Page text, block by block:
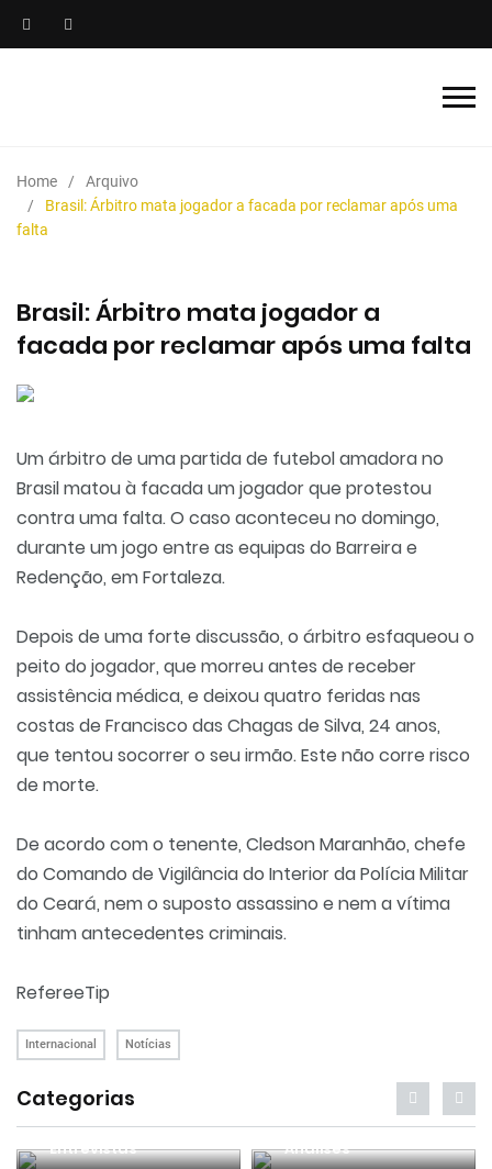
Home
Arquivo
Brasil: Árbitro mata jogador a facada por reclamar após uma
falta
Brasil: Árbitro mata jogador a
facada por reclamar após uma falta
Um árbitro de uma partida de futebol amadora no
Brasil matou à facada um jogador que protestou
contra uma falta. O caso aconteceu no domingo,
durante um jogo entre as equipas do Barreira e
Redenção, em Fortaleza.
Depois de uma forte discussão, o árbitro esfaqueou o
peito do jogador, que morreu antes de receber
assistência médica, e deixou quatro feridas nas
costas de Francisco das Chagas de Silva, 24 anos,
que tentou socorrer o seu irmão. Este não corre risco
de morte.
De acordo com o tenente, Cledson Maranhão, chefe
do Comando de Vigilância do Interior da Polícia Militar
do Ceará, nem o suposto assassino e nem a vítima
tinham antecedentes criminais.
RefereeTip
Internacional Notícias
Categorias
Entrevistas Análises